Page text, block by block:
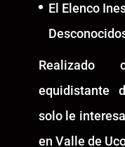
El Elenco
equidistante
solo le
en Valle de